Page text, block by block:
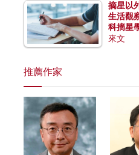
摘星以
生活觀
科摘星
特質
來文
推薦作家